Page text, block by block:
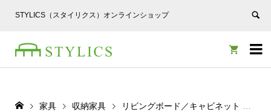
STYLICS（スタイリクス）オンラインショップ


家具 収納家具 リビングボード／キャビネット